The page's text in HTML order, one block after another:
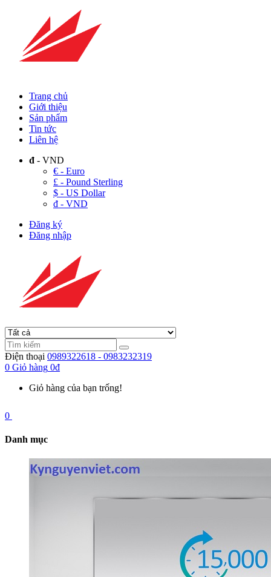
Trang chủ
Giới thiệu
Sản phẩm
Tin tức
Liên hệ
đ - VND
€ - Euro
£ - Pound Sterling
$ - US Dollar
đ - VND
Đăng ký
Đăng nhập
Điện thoại 0989322618 - 0983232319
0 Giỏ hàng 0đ
Giỏ hàng của bạn trống!
0
Danh mục